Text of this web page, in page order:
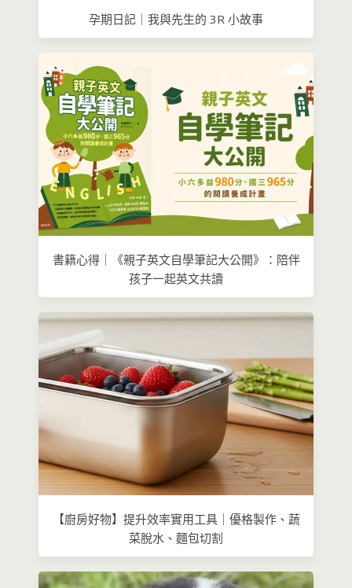
孕期日記｜我與先生的 3R 小故事
書籍心得｜《親子英文自學筆記大公開》：陪伴
孩子一起英文共讀
【廚房好物】提升效率實用工具｜優格製作、蔬
菜脫水、麵包切割